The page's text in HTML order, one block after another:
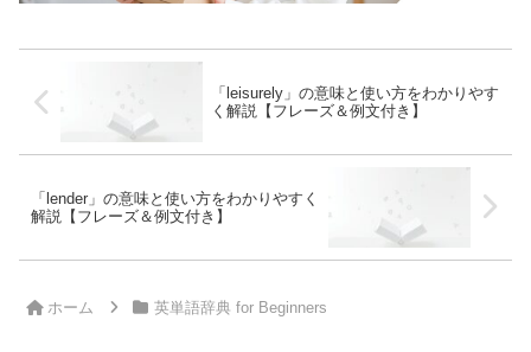
「leisurely」の意味と使い方をわかりやす
く解説【フレーズ＆例文付き】
「lender」の意味と使い方をわかりやすく
解説【フレーズ＆例文付き】
ホーム 英単語辞典 for Beginners